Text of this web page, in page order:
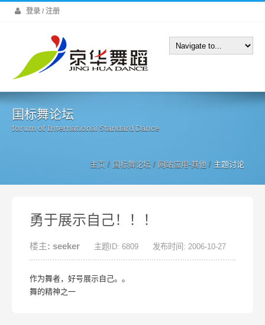
登录 / 注册
国标舞论坛
forum of International Standard Dance
主页 / 国标舞论坛 / 网站应用-其他 / 主题讨论
勇于展示自己！！！
楼主: seeker 主题ID: 6809 发布时间: 2006-10-27
作为舞者，好号展示自己。。
舞的精神之一